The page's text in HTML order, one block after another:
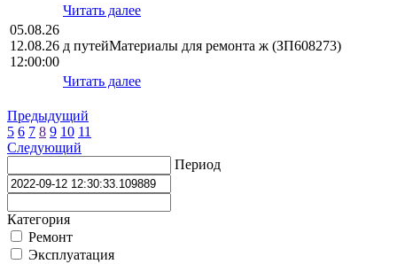
Читать далее
05.08.26
12.08.26
12:00:00
д путейМатериалы для ремонта ж (ЗП608273)
Читать далее
Предыдущий
5 6 7 8 9 10 11
Следующий
Период
Категория
Ремонт
Эксплуатация